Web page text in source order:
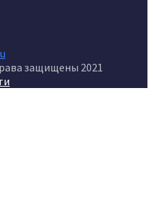
защищены 2021